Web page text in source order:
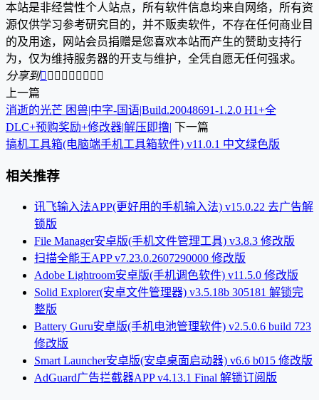
本站是非经营性个人站点，所有软件信息均来自网络，所有资
源仅供学习参考研究目的，并不贩卖软件，不存在任何商业目
的及用途，网站会员捐赠是您喜欢本站而产生的赞助支持行
为，仅为维持服务器的开支与维护，全凭自愿无任何强求。
分享到        
上一篇
消逝的光芒 困兽|中字-国语|Build.20048691-1.2.0 H1+全
DLC+预购奖励+修改器|解压即撸| 下一篇
搞机工具箱(电脑端手机工具箱软件) v11.0.1 中文绿色版
相关推荐
讯飞输入法APP(更好用的手机输入法) v15.0.22 去广告解
锁版
File Manager安卓版(手机文件管理工具) v3.8.3 修改版
扫描全能王APP v7.23.0.2607290000 修改版
Adobe Lightroom安卓版(手机调色软件) v11.5.0 修改版
Solid Explorer(安卓文件管理器) v3.5.18b 305181 解锁完
整版
Battery Guru安卓版(手机电池管理软件) v2.5.0.6 build 723
修改版
Smart Launcher安卓版(安卓桌面启动器) v6.6 b015 修改版
AdGuard广告拦截器APP v4.13.1 Final 解锁订阅版